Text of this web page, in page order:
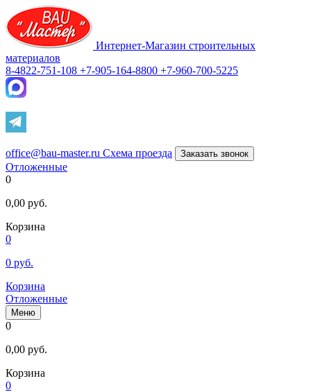
Интернет-Магазин строительных
материалов
8-4822-751-108 +7-905-164-8800 +7-960-700-5225
office@bau-master.ru Схема проезда Заказать звонок
Отложенные
0
0,00 руб.
Корзина
0
0 руб.
Корзина
Отложенные
Меню
0
0,00 руб.
Корзина
0